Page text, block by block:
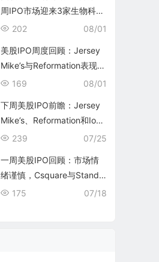
周IPO市场迎来3家生物科技
公司和1家银行
08/01
202
美股IPO周度回顾：Jersey
Mike’s与Reformation表现平
平
08/01
169
下周美股IPO前瞻：Jersey
Mike’s、Reformation和Ioni
c Digital将为7月收官
07/25
239
一周美股IPO回顾：市场情
绪谨慎，Csquare与Standa
rd Nuclear表现均不尽如人
07/18
175